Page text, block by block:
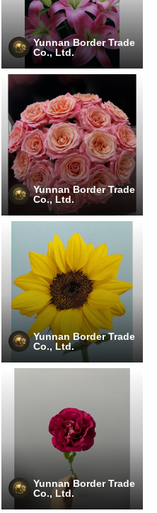
Yunnan Border Trade
Co., Ltd.
Yunnan Border Trade
Co., Ltd.
Yunnan Border Trade
Co., Ltd.
Yunnan Border Trade
Co., Ltd.